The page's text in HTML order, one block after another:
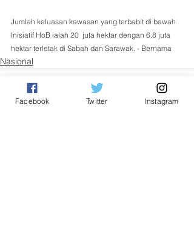
Jumlah keluasan kawasan yang terbabit di bawah
Inisiatif HoB ialah 20  juta hektar dengan 6.8 juta
hektar terletak di Sabah dan Sarawak. - Bernama
Nasional
Facebook Twitter Instagram